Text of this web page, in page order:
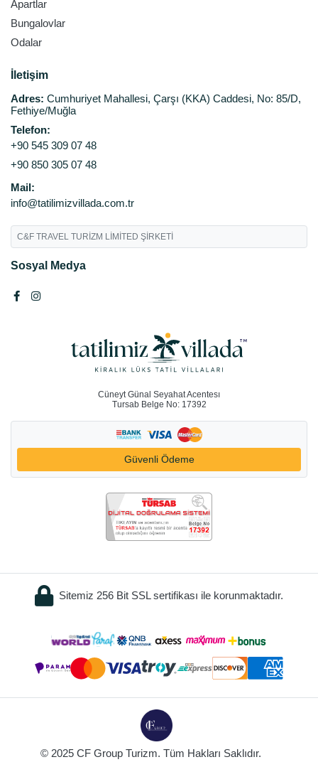
Apartlar
Bungalovlar
Odalar
İletişim
Adres: Cumhuriyet Mahallesi, Çarşı (KKA) Caddesi, No: 85/D,
Fethiye/Muğla
Telefon:
+90 545 309 07 48
+90 850 305 07 48
Mail:
info@tatilimizvillada.com.tr
C&F TRAVEL TURİZM LİMİTED ŞİRKETİ
Sosyal Medya
Cüneyt Günal Seyahat Acentesı
Tursab Belge No: 17392
Güvenli Ödeme
Sitemiz 256 Bit SSL sertifikası ile korunmaktadır.
© 2025 CF Group Turizm. Tüm Hakları Saklıdır.